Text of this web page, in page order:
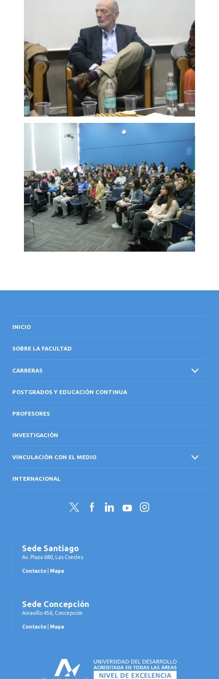
INICIO
SOBRE LA FACULTAD
CARRERAS
POSTGRADOS Y EDUCACIÓN CONTINUA
PROFESORES
INVESTIGACIÓN
VINCULACIÓN CON EL MEDIO
INTERNACIONAL
Twitter FacebookLinkedInYouTubeInstagram
Sede Santiago
Av. Plaza 680, Las Condes
Contacto Mapa
Sede Concepción
Ainavillo 456, Concepción
Contacto Mapa